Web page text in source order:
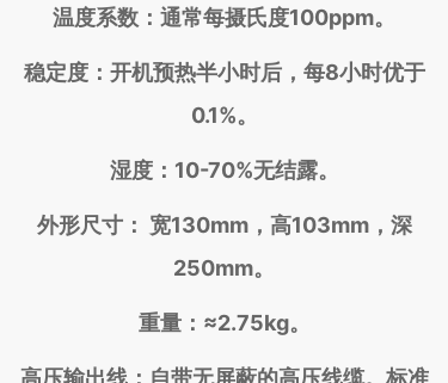
温度系数：通常每摄氏度100ppm。
稳定度：开机预热半小时后，每8小时优于
0.1%。
湿度：10-70%无结露。
外形尺寸： 宽130mm，高103mm，深
250mm。
重量：≈2.75kg。
高压输出线：自带无屏蔽的高压线缆。标准